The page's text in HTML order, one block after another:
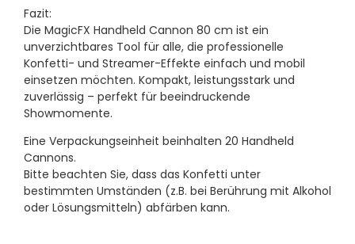
Fazit:
Die MagicFX Handheld Cannon 80 cm ist ein
unverzichtbares Tool für alle, die professionelle
Konfetti- und Streamer-Effekte einfach und mobil
einsetzen möchten. Kompakt, leistungsstark und
zuverlässig – perfekt für beeindruckende
Showmomente.
Eine Verpackungseinheit beinhalten 20 Handheld
Cannons.
Bitte beachten Sie, dass das Konfetti unter
bestimmten Umständen (z.B. bei Berührung mit Alkohol
oder Lösungsmitteln) abfärben kann.